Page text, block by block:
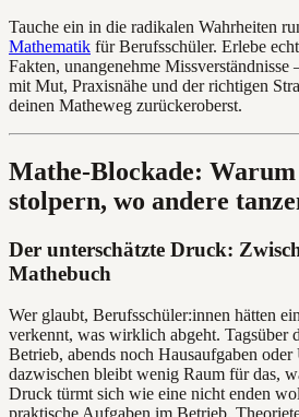
Tauche ein in die radikalen Wahrheiten
Mathematik für Berufsschüler. Erlebe
Fakten, unangenehme
mit Mut, Praxisnähe und der richtigen
deinen Matheweg zurückeroberst.
Mathe-Blockade:
stolpern, wo andere
Der unterschätzte Druck:
Mathebuch
Wer glaubt, Berufsschüler:innen hätten
verkennt, was wirklich abgeht. Tagsüber
Betrieb, abends noch Hausaufgaben
dazwischen bleibt wenig Raum für das,
Druck türmt sich wie eine nicht enden